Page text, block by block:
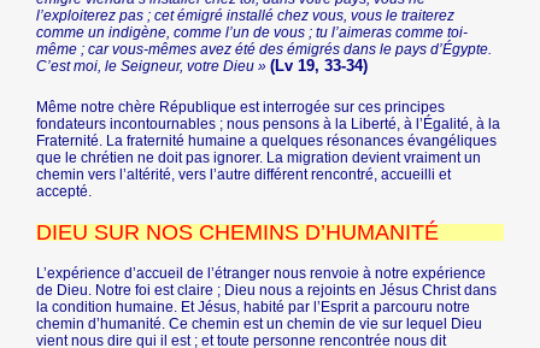
l’exploiterez pas ; cet émigré installé chez vous, vous le traiterez
comme un indigène, comme l’un de vous ; tu l’aimeras comme toi-
même ; car vous-mêmes avez été des émigrés dans le pays d’Égypte.
C’est moi, le Seigneur, votre Dieu » (Lv 19, 33-34)
Même notre chère République est interrogée sur ces principes
fondateurs incontournables ; nous pensons à la Liberté, à l’Égalité, à la
Fraternité. La fraternité humaine a quelques résonances évangéliques
que le chrétien ne doit pas ignorer. La migration devient vraiment un
chemin vers l’altérité, vers l’autre différent rencontré, accueilli et
accepté.
DIEU SUR NOS CHEMINS D’HUMANITÉ
L’expérience d’accueil de l’étranger nous renvoie à notre expérience
de Dieu. Notre foi est claire ; Dieu nous a rejoints en Jésus Christ dans
la condition humaine. Et Jésus, habité par l’Esprit a parcouru notre
chemin d’humanité. Ce chemin est un chemin de vie sur lequel Dieu
vient nous dire qui il est ; et toute personne rencontrée nous dit